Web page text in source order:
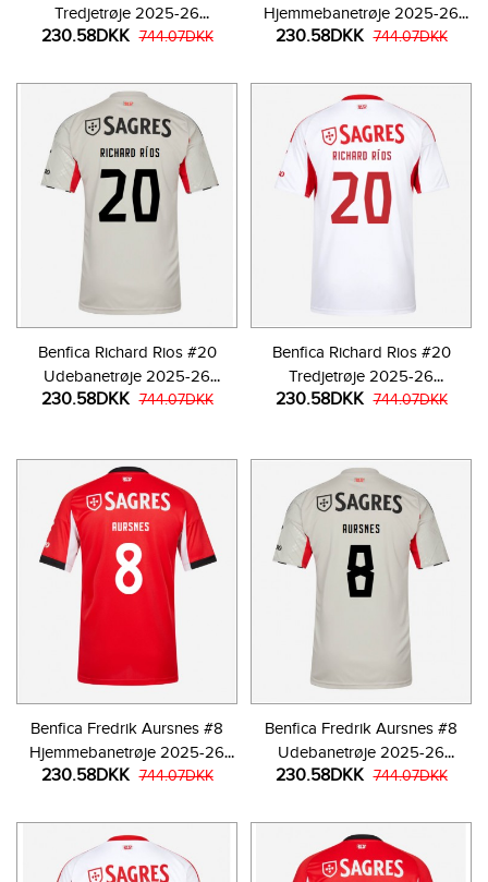
Tredjetrøje 2025-26
Kortærmet
230.58DKK 744.07DKK
Hjemmebanetrøje 2025-26
Kortærmet
230.58DKK 744.07DKK
Benfica Richard Rios #20
Udebanetrøje 2025-26
Kortærmet
230.58DKK 744.07DKK
Benfica Richard Rios #20
Tredjetrøje 2025-26
Kortærmet
230.58DKK 744.07DKK
Benfica Fredrik Aursnes #8
Hjemmebanetrøje 2025-26
Kortærmet
230.58DKK 744.07DKK
Benfica Fredrik Aursnes #8
Udebanetrøje 2025-26
Kortærmet
230.58DKK 744.07DKK